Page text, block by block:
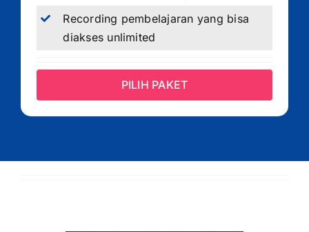
Recording pembelajaran yang bisa
diakses unlimited
PILIH PAKET